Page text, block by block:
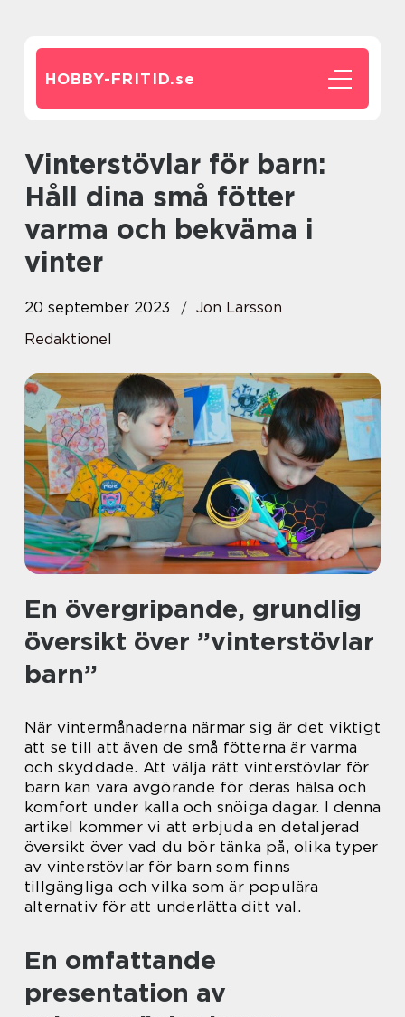
HOBBY-FRITID.se
Vinterstövlar för barn:
Håll dina små fötter
varma och bekväma i
vinter
20 september 2023
Jon Larsson
Redaktionel
En övergripande, grundlig
översikt över ”vinterstövlar
barn”
När vintermånaderna närmar sig är det viktigt
att se till att även de små fötterna är varma
och skyddade. Att välja rätt vinterstövlar för
barn kan vara avgörande för deras hälsa och
komfort under kalla och snöiga dagar. I denna
artikel kommer vi att erbjuda en detaljerad
översikt över vad du bör tänka på, olika typer
av vinterstövlar för barn som finns
tillgängliga och vilka som är populära
alternativ för att underlätta ditt val.
En omfattande
presentation av